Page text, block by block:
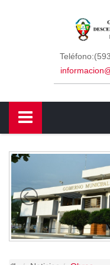
Sidebar Menu
Concejo
Departamentos
Contáctenos
Cantón
Himno a Macará
Símbolos Patrios
Gastronomía